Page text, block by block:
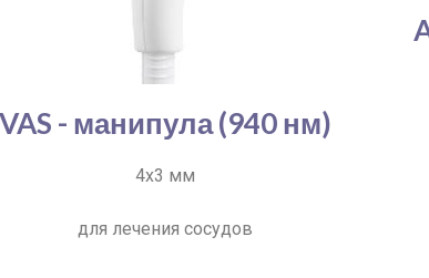
VAS - манипула (940 нм)
4х3 мм
для лечения сосудов